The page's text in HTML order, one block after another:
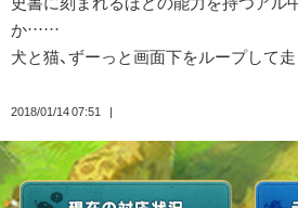
か……
犬と猫、ずーっと画面下をループして
2018/01/14 07:51